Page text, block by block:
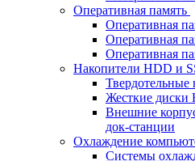
Оперативная память
Оперативная
Оперативная
Оперативная
Накопители HDD и
Твердотельные
Жесткие диски
Внешние
док-станции
Охлаждение
Системы